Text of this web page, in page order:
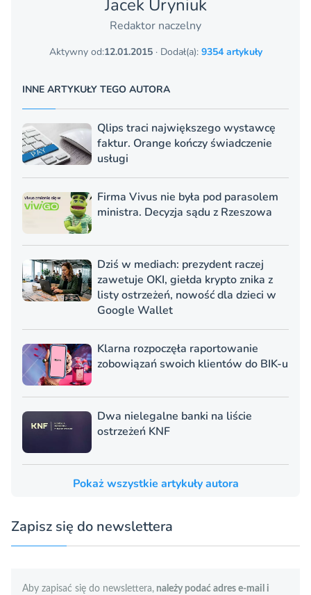
Jacek Uryniuk
Redaktor naczelny
Aktywny od:12.01.2015· Dodał(a): 9354 artykuły
INNE ARTYKUŁY TEGO AUTORA
Qlips traci największego wystawcę
faktur. Orange kończy świadczenie
usługi
Firma Vivus nie była pod parasolem
ministra. Decyzja sądu z Rzeszowa
Dziś w mediach: prezydent raczej
zawetuje OKI, giełda krypto znika z
listy ostrzeżeń, nowość dla dzieci w
Google Wallet
Klarna rozpoczęła raportowanie
zobowiązań swoich klientów do BIK-u
Dwa nielegalne banki na liście
ostrzeżeń KNF
Pokaż wszystkie artykuły autora
Zapisz się do newslettera
Aby zapisać się do newslettera, należy podać adres e-mail i